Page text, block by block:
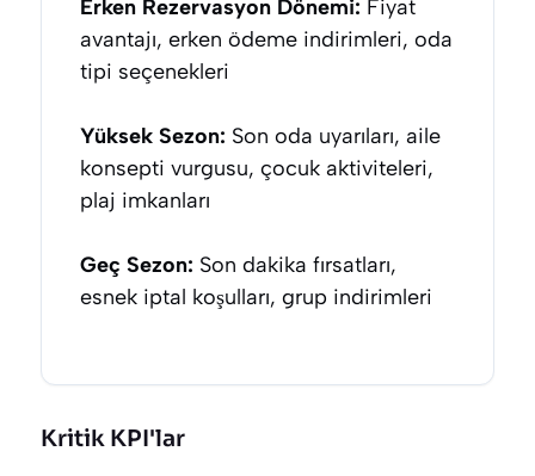
Erken Rezervasyon Dönemi: Fiyat
avantajı, erken ödeme indirimleri, oda
tipi seçenekleri
Yüksek Sezon: Son oda uyarıları, aile
konsepti vurgusu, çocuk aktiviteleri,
plaj imkanları
Geç Sezon: Son dakika fırsatları,
esnek iptal koşulları, grup indirimleri
Kritik KPI'lar